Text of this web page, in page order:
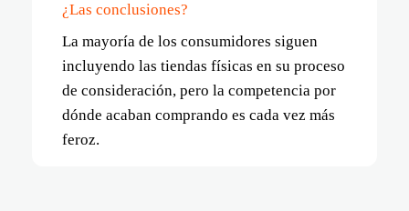
¿Las conclusiones?
La mayoría de los consumidores siguen
incluyendo las tiendas físicas en su proceso
de consideración, pero la competencia por
dónde acaban comprando es cada vez más
feroz.